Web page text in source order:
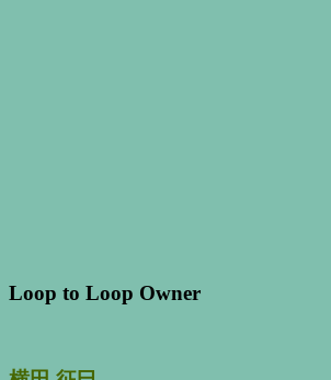
Loop to Loop Owner